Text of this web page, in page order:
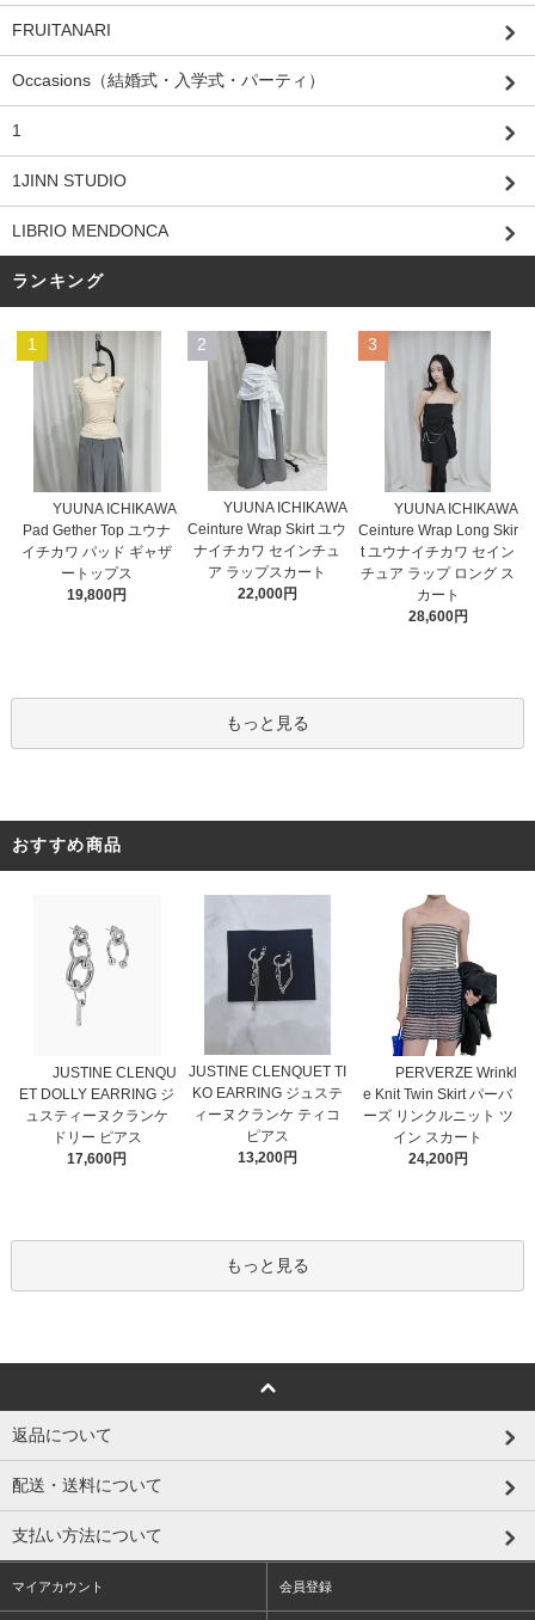
FRUITANARI
Occasions（結婚式・入学式・パーティ）
1
1JINN STUDIO
LIBRIO MENDONCA
ランキング
1
YUUNA ICHIKAWA
Pad Gether Top ユウナ
イチカワ パッド ギャザ
ートップス
19,800円
2
YUUNA ICHIKAWA
Ceinture Wrap Skirt ユウ
ナイチカワ セインチュ
ア ラップスカート
22,000円
3
YUUNA ICHIKAWA
Ceinture Wrap Long Skir
t ユウナイチカワ セイン
チュア ラップ ロング ス
カート
28,600円
もっと見る
おすすめ商品
JUSTINE CLENQU
ET DOLLY EARRING ジ
ュスティーヌクランケ
ドリー ピアス
17,600円
JUSTINE CLENQUET TI
KO EARRING ジュステ
ィーヌクランケ ティコ
ピアス
13,200円
PERVERZE Wrinkl
e Knit Twin Skirt パーバ
ーズ リンクルニット ツ
イン スカート
24,200円
もっと見る
返品について
配送・送料について
支払い方法について
マイアカウント 会員登録